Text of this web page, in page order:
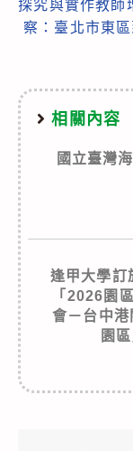
探究與實作教師
察：臺北市東
相關內容
國立臺灣
逢甲大學訂
「2026園
會－台中
園